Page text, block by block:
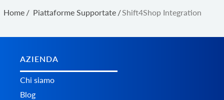
Home / Piattaforme Supportate /Shift4Shop Integration
AZIENDA
Chi siamo
Blog